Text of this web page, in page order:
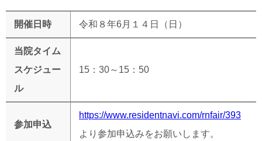
開催日時 令和８年6月１４日（日）
当院タイム
スケジュー
ル
15：30～15：50
参加申込
https://www.residentnavi.com/rnfair/393
より参加申込みをお願いします。